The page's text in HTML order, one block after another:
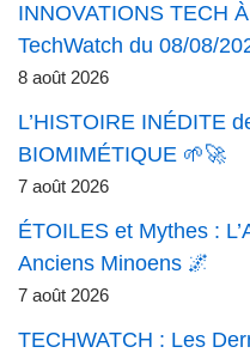
INNOVATIONS TECH
TechWatch du 08/08/
8 août 2026
L’HISTOIRE INÉDITE
BIOMIMÉTIQUE 🌱🚀
7 août 2026
ÉTOILES et Mythes :
Anciens Minoens 🌌
7 août 2026
TECHWATCH : Les